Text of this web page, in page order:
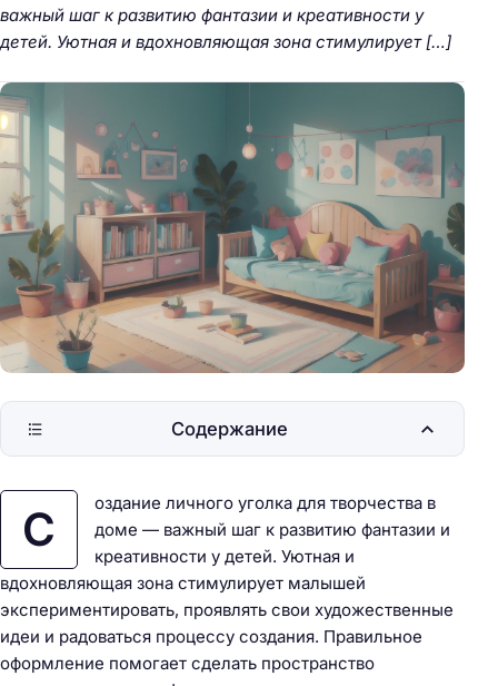
важный шаг к развитию фантазии и креативности у
детей. Уютная и вдохновляющая зона стимулирует […]
С
оздание личного уголка для творчества в
доме — важный шаг к развитию фантазии и
креативности у детей. Уютная и
вдохновляющая зона стимулирует малышей
экспериментировать, проявлять свои художественные
идеи и радоваться процессу создания. Правильное
оформление помогает сделать пространство
Содержание